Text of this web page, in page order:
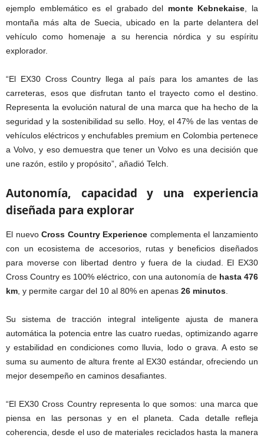
ejemplo emblemático es el grabado del monte Kebnekaise, la
montaña más alta de Suecia, ubicado en la parte delantera del
vehículo como homenaje a su herencia nórdica y su espíritu
explorador.
“El EX30 Cross Country llega al país para los amantes de las
carreteras, esos que disfrutan tanto el trayecto como el destino.
Representa la evolución natural de una marca que ha hecho de la
seguridad y la sostenibilidad su sello. Hoy, el 47% de las ventas de
vehículos eléctricos y enchufables premium en Colombia pertenece
a Volvo, y eso demuestra que tener un Volvo es una decisión que
une razón, estilo y propósito”, añadió Telch.
Autonomía, capacidad y una experiencia
diseñada para explorar
El nuevoCross Country Experience complementa el lanzamiento
con un ecosistema de accesorios, rutas y beneficios diseñados
para moverse con libertad dentro y fuera de la ciudad. El EX30
Cross Country es 100% eléctrico, con una autonomía de hasta 476
km, y permite cargar del 10 al 80% en apenas 26 minutos.
Su sistema de tracción integral inteligente ajusta de manera
automática la potencia entre las cuatro ruedas, optimizando agarre
y estabilidad en condiciones como lluvia, lodo o grava. A esto se
suma su aumento de altura frente al EX30 estándar, ofreciendo un
mejor desempeño en caminos desafiantes.
“El EX30 Cross Country representa lo que somos: una marca que
piensa en las personas y en el planeta. Cada detalle refleja
coherencia, desde el uso de materiales reciclados hasta la manera